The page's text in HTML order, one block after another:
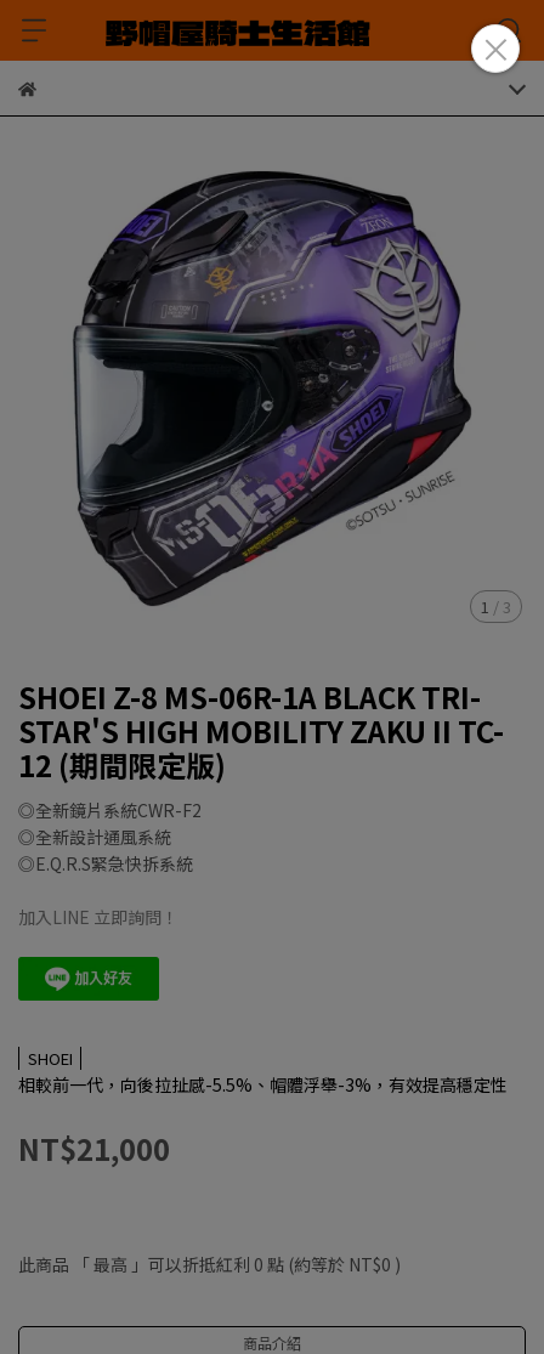
1 / 3
SHOEI Z-8 MS-06R-1A BLACK TRI-
STAR'S HIGH MOBILITY ZAKU II TC-
12 (期間限定版)
◎全新鏡片系統CWR-F2
◎全新設計通風系統
◎E.Q.R.S緊急快拆系統
加入LINE 立即詢問！
SHOEI
相較前一代，向後拉扯感-5.5%、帽體浮舉-3%，有效提高穩定性
NT$21,000
此商品 「 最高 」可以折抵紅利 0 點 (約等於 NT$0 )
商品介紹